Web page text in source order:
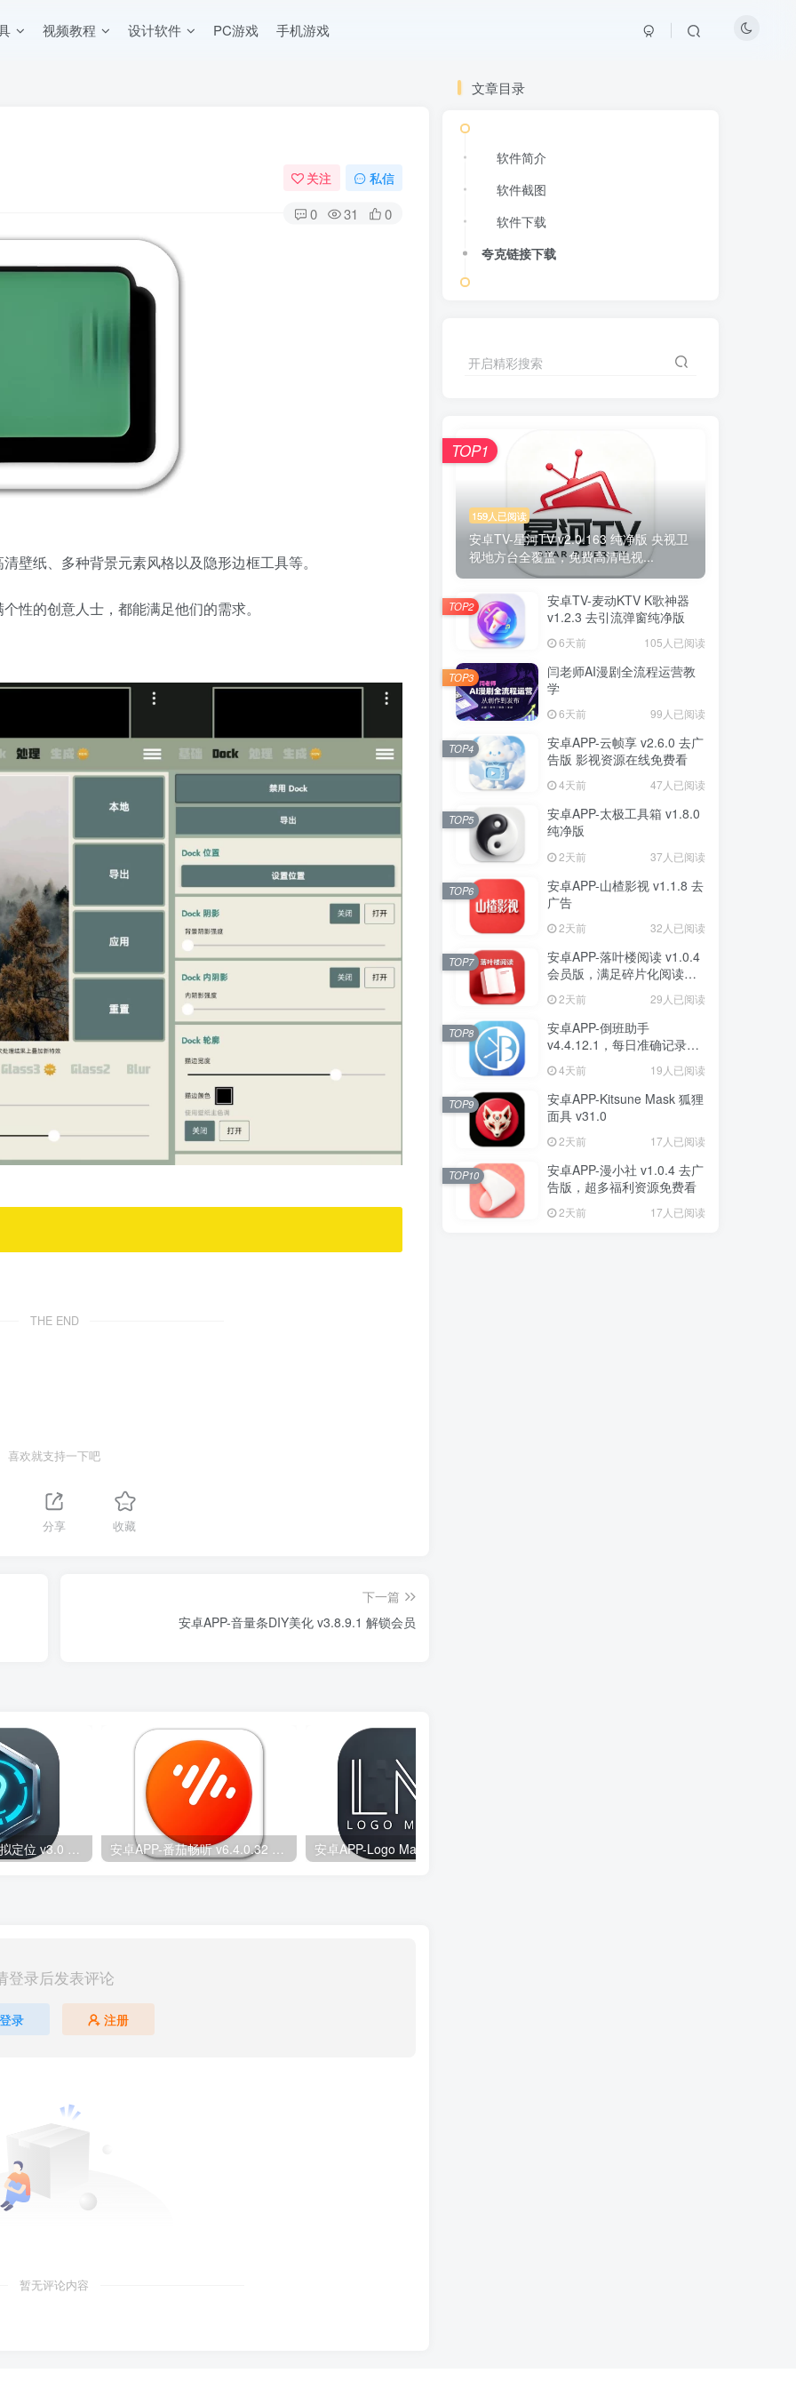
视频教程 设计软件 PC游戏 手机游戏
关注 私信
0 31 0
壁纸、多种背景元素风格以及隐形边框工具等。
性的创意人士，都能满足他们的需求。
THE END
喜欢就支持一下吧
分享 收藏
下一篇
安卓APP-音量条DIY美化 v3.8.9.1 解锁会员
安卓APP-影梭 虚拟定位 v3.0 免费无广版 最新钉钉打卡签到软件 安卓APP-番茄畅听 v6.4.0.32 （解锁会员版） 海量小说音乐评书全场畅听
登录后发表评论
登录 注册
暂无评论内容
文章目录
软件简介
软件截图
软件下载
夸克链接下载
开启精彩搜索
159人已阅读
安卓TV-星河TV v2.0.163 纯净版 央视卫
视地方台全覆盖，免费高清电视...
TOP1
安卓TV-麦动KTV K歌神器
v1.2.3 去引流弹窗纯净版
6天前 105人已阅读
TOP2
闫老师AI漫剧全流程运营教
学
6天前 99人已阅读
TOP3
安卓APP-云帧享 v2.6.0 去广
告版 影视资源在线免费看
4天前 47人已阅读
TOP4
安卓APP-太极工具箱 v1.8.0
纯净版
2天前 37人已阅读
TOP5
安卓APP-山楂影视 v1.1.8 去
广告
2天前 32人已阅读
TOP6
安卓APP-落叶楼阅读 v1.0.4
会员版，满足碎片化阅读需
2天前 29人已阅读
TOP7
安卓APP-倒班助手
v4.4.12.1，每日准确记录倒
4天前 19人已阅读
TOP8
安卓APP-Kitsune Mask 狐狸
面具 v31.0
2天前 17人已阅读
TOP9
安卓APP-漫小社 v1.0.4 去广
告版，超多福利资源免费看
2天前 17人已阅读
TOP10